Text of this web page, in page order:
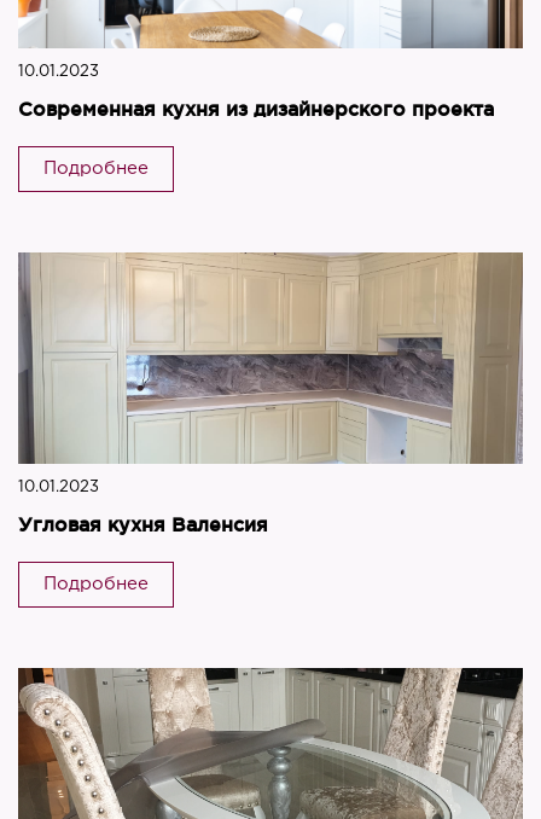
10.01.2023
Современная кухня из дизайнерского проекта
Подробнее
10.01.2023
Угловая кухня Валенсия
Подробнее